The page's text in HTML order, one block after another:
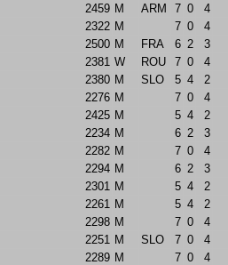
2459 M ARM 7 0
4
2322 M 7 0
4
2500 M FRA 6 2
3
2381 W ROU 7 0
4
2380 M SLO 5 4
2
2276 M 7 0
4
2425 M 5 4
2
2234 M 6 2
3
2282 M 7 0
4
2294 M 6 2
3
2301 M 5 4
2
2261 M 5 4
2
2298 M 7 0
4
2251 M SLO 7 0
4
2289 M 7 0
4